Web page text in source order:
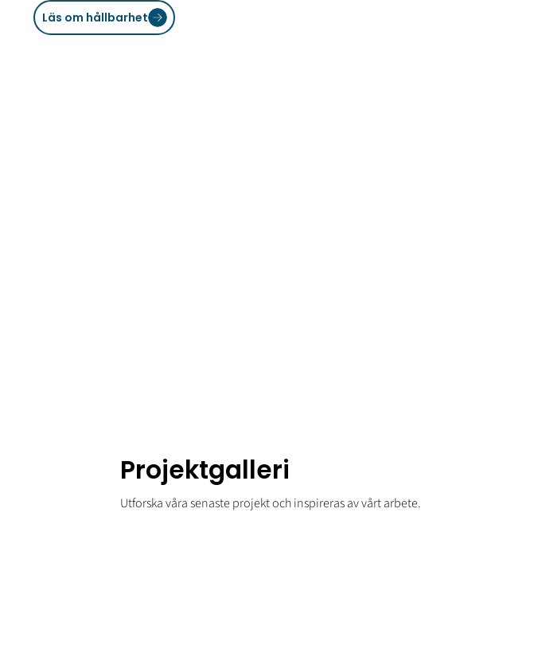
Läs om hållbarhet
Projektgalleri
Utforska våra senaste projekt och inspireras av vårt arbete.